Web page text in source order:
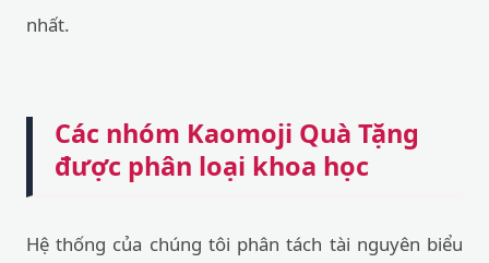
nhất.
Các nhóm Kaomoji Quà Tặng
được phân loại khoa học
Hệ thống của chúng tôi phân tách tài nguyên biểu